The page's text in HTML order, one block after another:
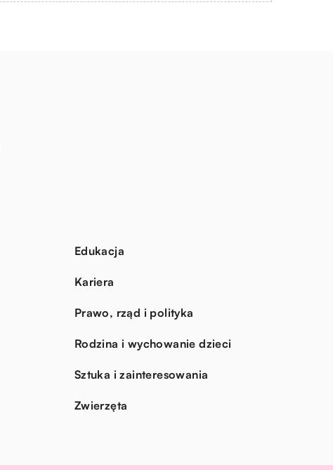
Edukacja
Kariera
Prawo, rząd i polityka
Rodzina i wychowanie dzieci
Sztuka i zainteresowania
Zwierzęta